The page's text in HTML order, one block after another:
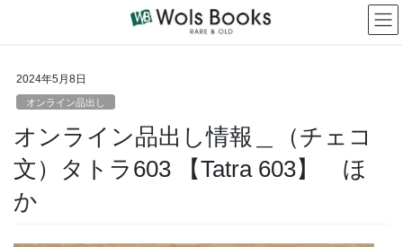
2024年5月8日
オンライン品出し
オンライン品出し情報＿（チェコ
文）タトラ603 【Tatra 603】 ほ
か